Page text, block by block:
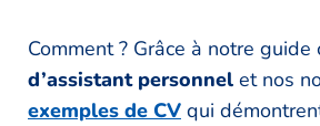
Comment ? Grâce à notre
d’assistant personnel et nos
exemples de CV qui